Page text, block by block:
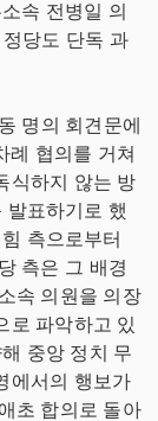
속 전병일 의
당도 단독 과
명의 회견문에
례 협의를 거쳐
식하지 않는 방
발표하기로 했
측으로부터
측은 그 배경
속 의원을 의장
로 파악하고 있
중앙 정치 무
에서의 행보가
초 합의로 돌아